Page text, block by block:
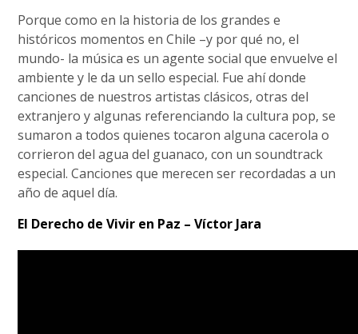
Porque como en la historia de los grandes e
históricos momentos en Chile –y por qué no, el
mundo- la música es un agente social que envuelve el
ambiente y le da un sello especial. Fue ahí donde
canciones de nuestros artistas clásicos, otras del
extranjero y algunas referenciando la cultura pop, se
sumaron a todos quienes tocaron alguna cacerola o
corrieron del agua del guanaco, con un soundtrack
especial. Canciones que merecen ser recordadas a un
año de aquel día.
El Derecho de Vivir en Paz – Víctor Jara